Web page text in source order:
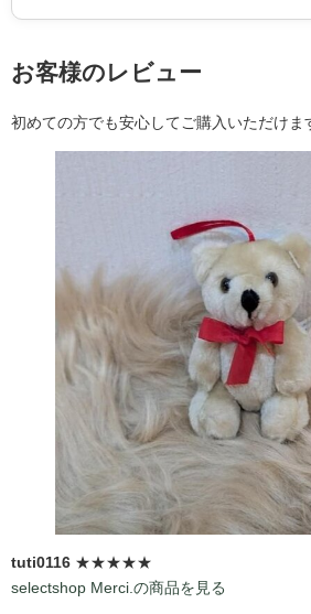
お客様のレビュー
初めての方でも安心してご購入いただけま
tuti0116 ★★★★★
selectshop Merci.の商品を見る